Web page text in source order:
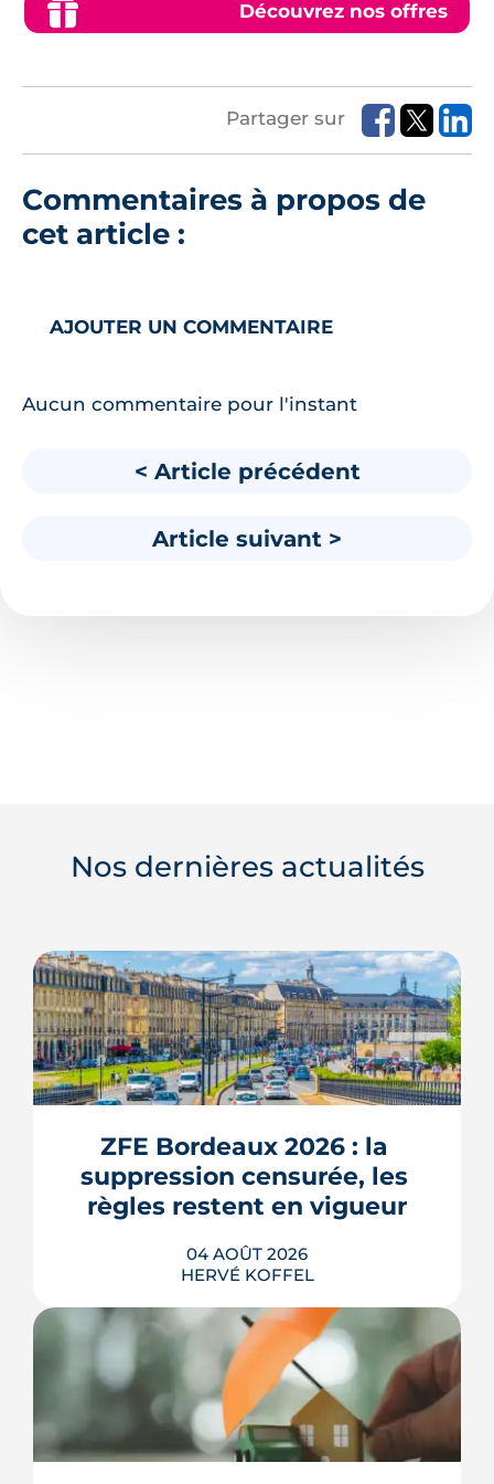
Découvrez nos offres
Partager sur
Commentaires à propos de
cet article :
AJOUTER UN COMMENTAIRE
Aucun commentaire pour l'instant
< Article précédent
Article suivant >
Nos dernières actualités
ZFE Bordeaux 2026 : la
suppression censurée, les
règles restent en vigueur
04 AOÛT 2026
HERVÉ KOFFEL
La fin des zones à faibles émissions a
fait la une au printemps 2026, avant
d'être effacée par le Conseil